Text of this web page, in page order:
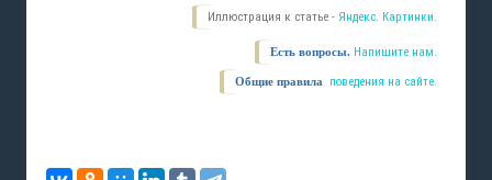
Иллюстрация к статье - Яндекс. Картинки.
Есть вопросы. Напишите нам.
Общие правила поведения на сайте.